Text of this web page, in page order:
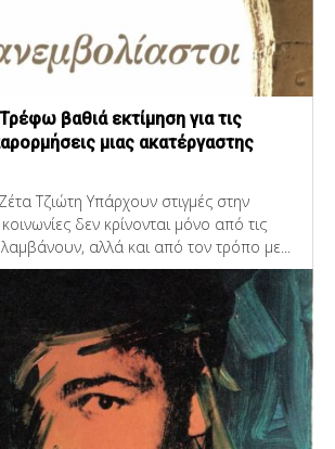
βαθιά εκτίμηση για τις
μιας ακατέργαστης
Τζιώτη Υπάρχουν στιγμές στην
δεν κρίνονται μόνο από τις
αλλά και από τον τρόπο με...